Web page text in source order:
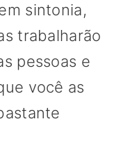
sintonia,
trabalharão
pessoas e
você as